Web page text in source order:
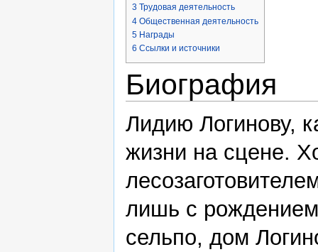
3 Трудовая деятельность
4 Общественная деятельность
5 Награды
6 Ссылки и источники
Биография
Лидию Логинову,
жизни на сцене.
лишь с
сельпо, дом